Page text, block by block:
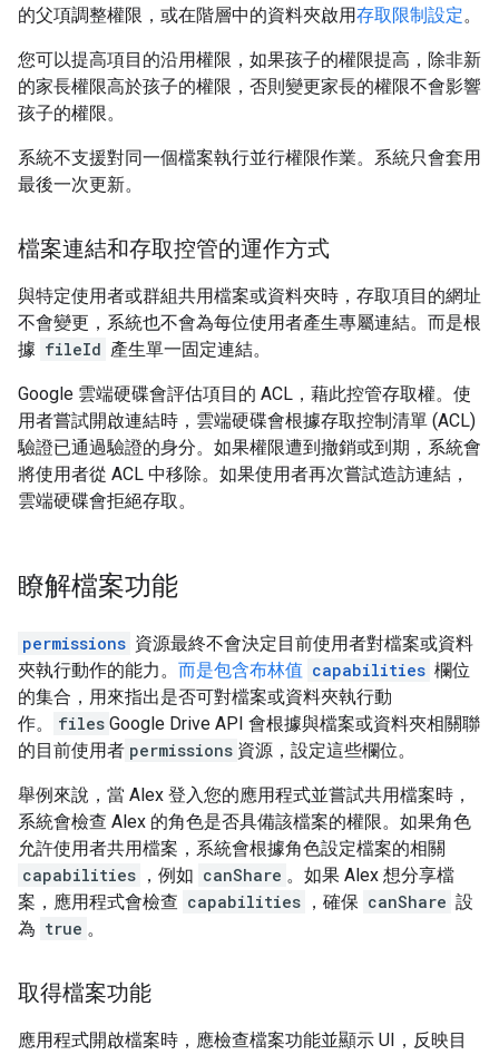
的父項調整權限，或在階層中的資料夾啟用存取限制設定。
您可以提高項目的沿用權限，如果孩子的權限提高，除非新
的家長權限高於孩子的權限，否則變更家長的權限不會影響
孩子的權限。
系統不支援對同一個檔案執行並行權限作業。系統只會套用
最後一次更新。
檔案連結和存取控管的運作方式
與特定使用者或群組共用檔案或資料夾時，存取項目的網址
不會變更，系統也不會為每位使用者產生專屬連結。而是根
據 fileId 產生單一固定連結。
Google 雲端硬碟會評估項目的 ACL，藉此控管存取權。使
用者嘗試開啟連結時，雲端硬碟會根據存取控制清單 (ACL)
驗證已通過驗證的身分。如果權限遭到撤銷或到期，系統會
將使用者從 ACL 中移除。如果使用者再次嘗試造訪連結，
雲端硬碟會拒絕存取。
瞭解檔案功能
permissions 資源最終不會決定目前使用者對檔案或資料
夾執行動作的能力。 而是包含布林值 capabilities 欄位
的集合，用來指出是否可對檔案或資料夾執行動
作。
files Google Drive API 會根據與檔案或資料夾相關聯
的目前使用者 permissions 資源，設定這些欄位。
舉例來說，當 Alex 登入您的應用程式並嘗試共用檔案時，
系統會檢查 Alex 的角色是否具備該檔案的權限。如果角色
允許使用者共用檔案，系統會根據角色設定檔案的相關
capabilities ，例如 canShare 。如果 Alex 想分享檔
案，應用程式會檢查 capabilities ，確保 canShare 設
為 true 。
取得檔案功能
應用程式開啟檔案時，應檢查檔案功能並顯示 UI，反映目